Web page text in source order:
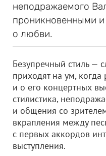
неподражаемого
проникновенными
о любви.
Безупречный стиль —
приходят на ум, когда
и о его концертных
стилистика,
и общения со
вкрапления между
с первых аккордов
выступления.